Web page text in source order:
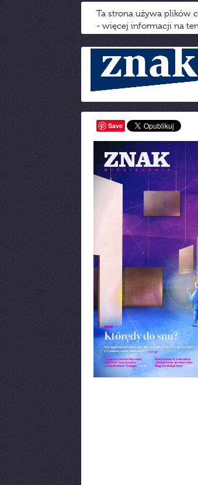
Ta strona używa plików
- więcej informacji na
Save